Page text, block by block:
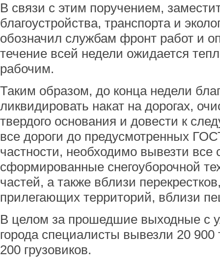
В связи с этим поручением,
благоустройства, транспорта и
обозначил службам фронт работ и
течение всей недели ожидается
рабочим.
Таким образом, до конца недели
ликвидировать накат на дорогах,
твердого основания и довести к
все дороги до предусмотренных
частности, необходимо вывезти
сформированные снегоуборочной
частей, а также вблизи
прилегающих территорий, вблизи
В целом за прошедшие выходные с
города специалисты вывезли 20 900
200 грузовиков.